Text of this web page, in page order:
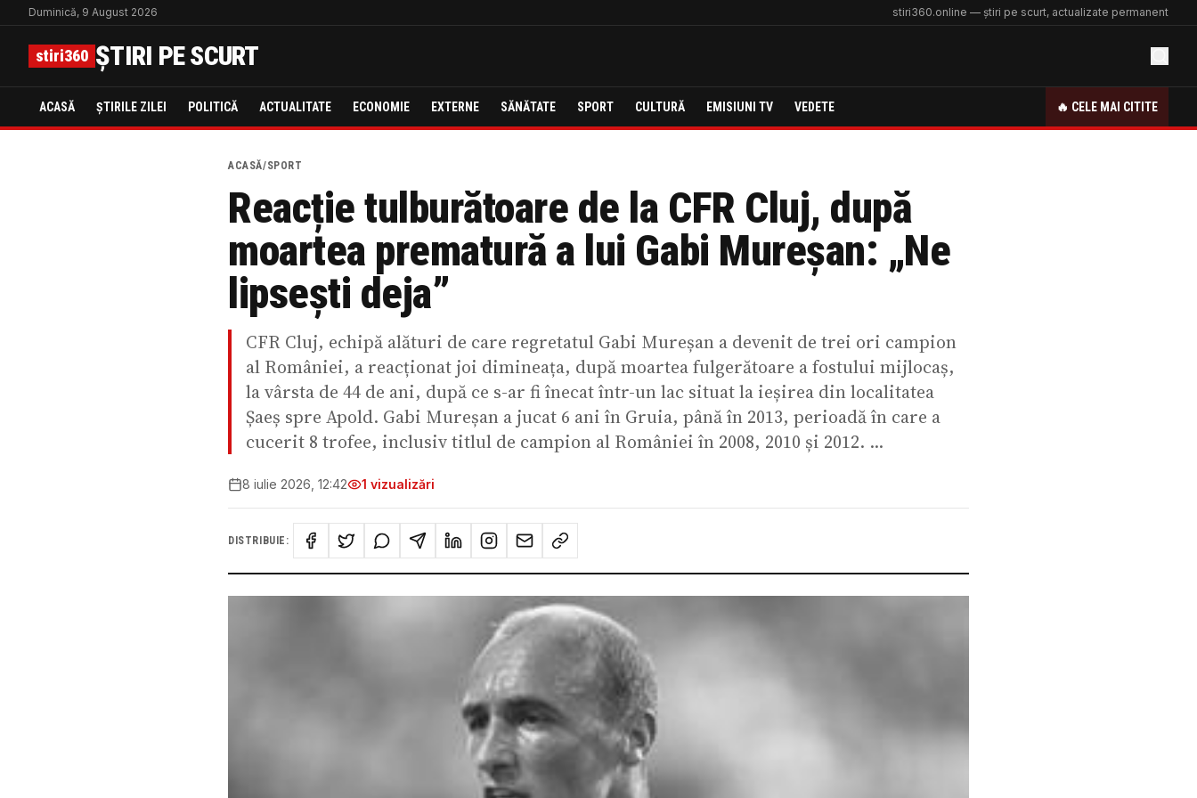
Duminică, 9 August 2026 stiri360.online — știri pe scurt, actualizate permanent
stiri360 ȘTIRI PE SCURT
ACASĂ ȘTIRILE ZILEI POLITICĂ ACTUALITATE ECONOMIE EXTERNE SĂNĂTATE SPORT CULTURĂ EMISIUNI TV VEDETE 🔥 CELE MAI CITITE
ACASĂ/SPORT
Reacție tulburătoare de la CFR Cluj, după
moartea prematură a lui Gabi Mureșan: „Ne
lipsești deja”
CFR Cluj, echipă alături de care regretatul Gabi Mureșan a devenit de trei ori campion
al României, a reacționat joi dimineața, după moartea fulgerătoare a fostului mijlocaș,
la vârsta de 44 de ani, după ce s-ar fi înecat într-un lac situat la ieșirea din localitatea
Șaeș spre Apold. Gabi Mureșan a jucat 6 ani în Gruia, până în 2013, perioadă în care a
cucerit 8 trofee, inclusiv titlul de campion al României în 2008, 2010 și 2012. ...
8 iulie 2026, 12:42 1 vizualizări
DISTRIBUIE: